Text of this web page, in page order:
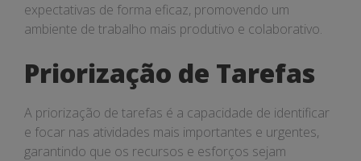
expectativas de forma eficaz, promovendo um
ambiente de trabalho mais produtivo e colaborativo.
Priorização de Tarefas
A priorização de tarefas é a capacidade de identificar
e focar nas atividades mais importantes e urgentes,
garantindo que os recursos e esforços sejam